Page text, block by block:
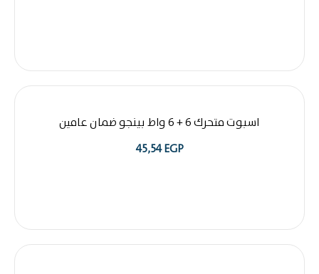
اسبوت متحرك 6 + 6 واط بينجو ضمان عامين
45,54EGP